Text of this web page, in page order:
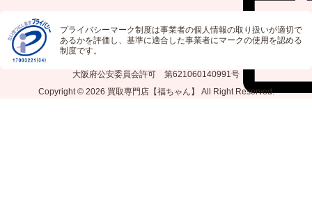
プライバシーマーク制度は事業者の個人情報の取り扱いが適切で
あるかを評価し、基準に適合した事業者にマークの使用を認める
制度です。
大阪府公安委員会許可 第621060140991号
Copyright © 2026 買取専門店【福ちゃん】 All Right Reserved.